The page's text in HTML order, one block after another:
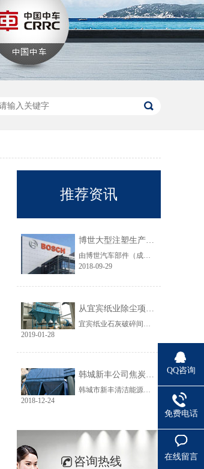
推荐资讯
博世大型注塑生产线VOC净化工程圆满结束
由博世汽车部件（成都）有限公司委托颐思达设计、制造、安装的大型注塑生产线废气净化工程项目于近日全部竣工，试运行效果显示，运行结果完全符合设计要求。
2018-09-29
从宜宾纸业除尘项目成功范例看低成本环保
宜宾纸业石灰破碎间除尘工程于近期完工，在不足30立方的空间内集成了超过三个篮球场大小的过滤面积，处理风量达每小时7万立方，实现了小体积除尘器处理大风量，开启低成本环保的时代，给处在环保高压政策下不堪重负的企业主们带来福音......
2019-01-28
韩城新丰公司焦炭输送线除尘工程完美收官
韩城市新丰清洁能源科技有限公司隶属于上市公司黑猫焦化，焦炭输送线除尘系统于近期完美收官。该输送线共计500多米长，通过布置在高空走廊里的输送皮带连接为一条完整的生产线，过程分为投料、破碎、筛分、传送等工艺。整条输送线分四个转运站、两条分流线，将制备好的焦炭送入煤气生产工段。各个工艺阶段均有大量焦炭粉尘产生，这不仅严重影响现场职业卫生，而且因产尘点高，污染面覆盖范围广。
2018-12-24
咨询热线
QQ咨询
免费电话
在线留言